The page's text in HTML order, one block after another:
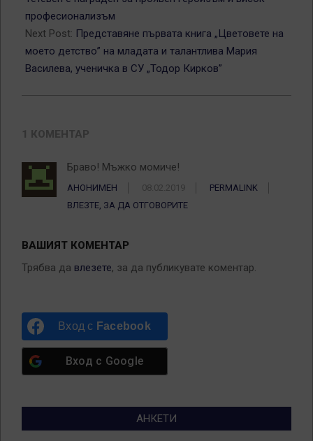
професионализъм
Next Post: Представяне първата книга „Цветовете на
моето детство” на младата и талантлива Мария
Василева, ученичка в СУ „Тодор Кирков”
1 КОМЕНТАР
Браво! Мъжко момиче!
АНОНИМЕН 08.02.2019
PERMALINK
ВЛЕЗТЕ, ЗА ДА ОТГОВОРИТЕ
ВАШИЯТ КОМЕНТАР
Трябва да влезете, за да публикувате коментар.
Вход с Facebook
Вход с Google
АНКЕТИ